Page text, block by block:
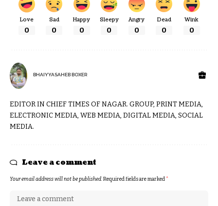
Love
0
Sad
0
Happy
0
Sleepy
0
Angry
0
Dead
0
Wink
0
BHAIYYASAHEB BOXER
EDITOR IN CHIEF TIMES OF NAGAR. GROUP, PRINT MEDIA,
ELECTRONIC MEDIA, WEB MEDIA, DIGITAL MEDIA, SOCIAL
MEDIA.
Leave a comment
Your email address will not be published. Required fields are marked *